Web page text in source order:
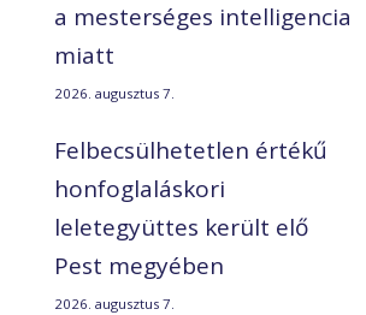
a mesterséges intelligencia
miatt
2026. augusztus 7.
Felbecsülhetetlen értékű
honfoglaláskori
leletegyüttes került elő
Pest megyében
2026. augusztus 7.